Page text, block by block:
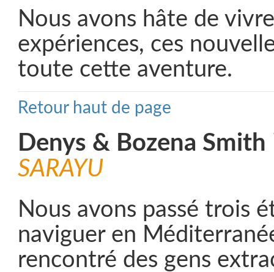
Nous avons hâte de
expériences, ces
toute cette aventure.
Retour haut de page
Denys & Bozena Smith
SARAYU
Nous avons passé trois
naviguer en
rencontré des gens